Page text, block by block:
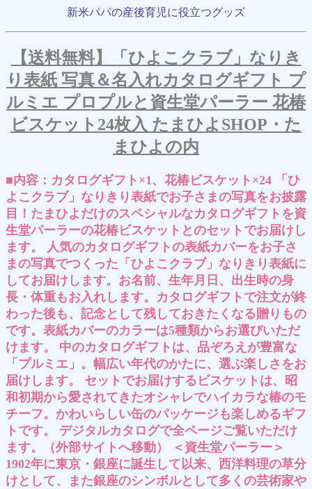
新米パパの産後育児に役立つグッズ
【送料無料】「ひよこクラブ」なりき
り表紙 写真＆名入れカタログギフト プ
ルミエ プロプルと資生堂パーラー 花椿
ビスケット24枚入 たまひよSHOP・た
まひよの内
■内容：カタログギフト×1、花椿ビスケット×24 「ひ
よこクラブ」なりきり表紙でお子さまの写真をお披露
目！たまひよだけのスペシャルなカタログギフトを資
生堂パーラーの花椿ビスケットとのセットでお届けし
ます。 人気のカタログギフトの表紙カバーをお子さ
まの写真でつくった「ひよこクラブ」なりきり表紙に
してお届けします。お名前、生年月日、出生時の身
長・体重もお入れします。カタログギフトで注文が終
わった後も、記念として残しておきたくなる贈りもの
です。表紙カバーのカラーは5種類からお選びいただ
けます。 中のカタログギフトは、品ぞろえが豊富な
「プルミエ」。幅広い年代のかたに、選ぶ楽しさをお
届けします。 セットでお届けするビスケットは、昭
和初期から愛されてきたオシャレでハイカラな椿のモ
チーフ。かわいらしい缶のパッケージも楽しめるギフ
トです。 デジタルカタログで全ページご覧いただけ
ます。（外部サイトへ移動） ＜資生堂パーラー＞
1902年に東京・銀座に誕生して以来、西洋料理の草分
けとして、また銀座のシンボルとして多くの芸術家や